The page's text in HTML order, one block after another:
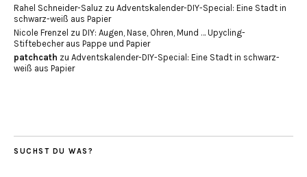
Rahel Schneider-Saluz zu Adventskalender-DIY-Special: Eine Stadt in
schwarz-weiß aus Papier
Nicole Frenzel zu DIY: Augen, Nase, Ohren, Mund … Upycling-
Stiftebecher aus Pappe und Papier
patchcath zu Adventskalender-DIY-Special: Eine Stadt in schwarz-
weiß aus Papier
SUCHST DU WAS?